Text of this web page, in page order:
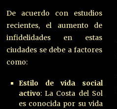
De acuerdo con estudios
recientes, el aumento de
infidelidades en estas
ciudades se debe a factores
como:
Estilo de vida social
activo: La Costa del Sol
es conocida por su vida